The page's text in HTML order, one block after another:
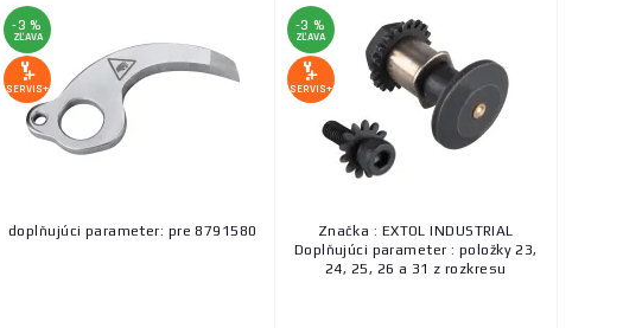
-3 %
ZĽAVA
SERVIS+
doplňujúci parameter: pre 8791580
-3 %
ZĽAVA
SERVIS+
Značka : EXTOL INDUSTRIAL
Doplňujúci parameter : položky 23,
24, 25, 26 a 31 z rozkresu